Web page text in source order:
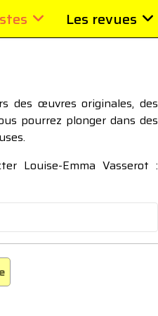
Les revues
des œuvres originales, des
pourrez plonger dans des
Louise-Emma Vasserot :